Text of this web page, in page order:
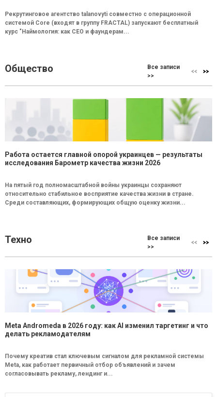
Рекрутинговое агентство talanovyti совместно с операционной
системой Core (входят в группу FRACTAL) запускают бесплатный
курс "Наймология: как СEO и фаундерам...
Общество
Все записи
>>
Работа остается главной опорой украинцев — результаты
исследования Барометр качества жизни 2026
На пятый год полномасштабной войны украинцы сохраняют
относительно стабильное восприятие качества жизни в стране.
Среди составляющих, формирующих общую оценку жизни...
Техно
Все записи
>>
Meta Andromeda в 2026 году: как AI изменил таргетинг и что
делать рекламодателям
Почему креатив стал ключевым сигналом для рекламной системы
Meta, как работает первичный отбор объявлений и зачем
согласовывать рекламу, лендинг и...